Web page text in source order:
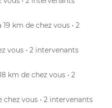
19 km de chez vous • 2
vous • 2 intervenants
km de chez vous • 2
chez vous • 2 intervenants